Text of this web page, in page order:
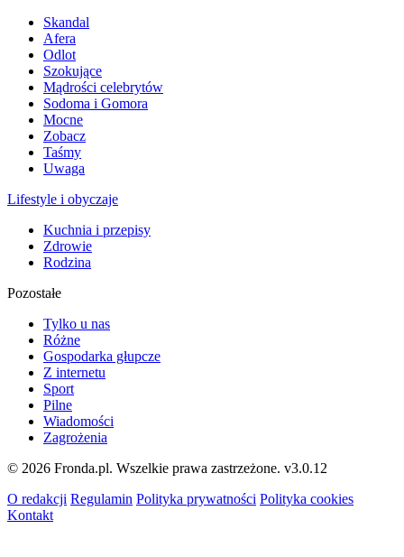
Skandal
Afera
Odlot
Szokujące
Mądrości celebrytów
Sodoma i Gomora
Mocne
Zobacz
Taśmy
Uwaga
Lifestyle i obyczaje
Kuchnia i przepisy
Zdrowie
Rodzina
Pozostałe
Tylko u nas
Różne
Gospodarka głupcze
Z internetu
Sport
Pilne
Wiadomości
Zagrożenia
© 2026 Fronda.pl. Wszelkie prawa zastrzeżone. v3.0.12
O redakcji Regulamin Polityka prywatności Polityka cookies
Kontakt